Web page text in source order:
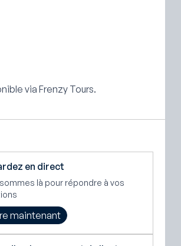
via Frenzy Tours.
en direct
là pour répondre à vos
maintenant